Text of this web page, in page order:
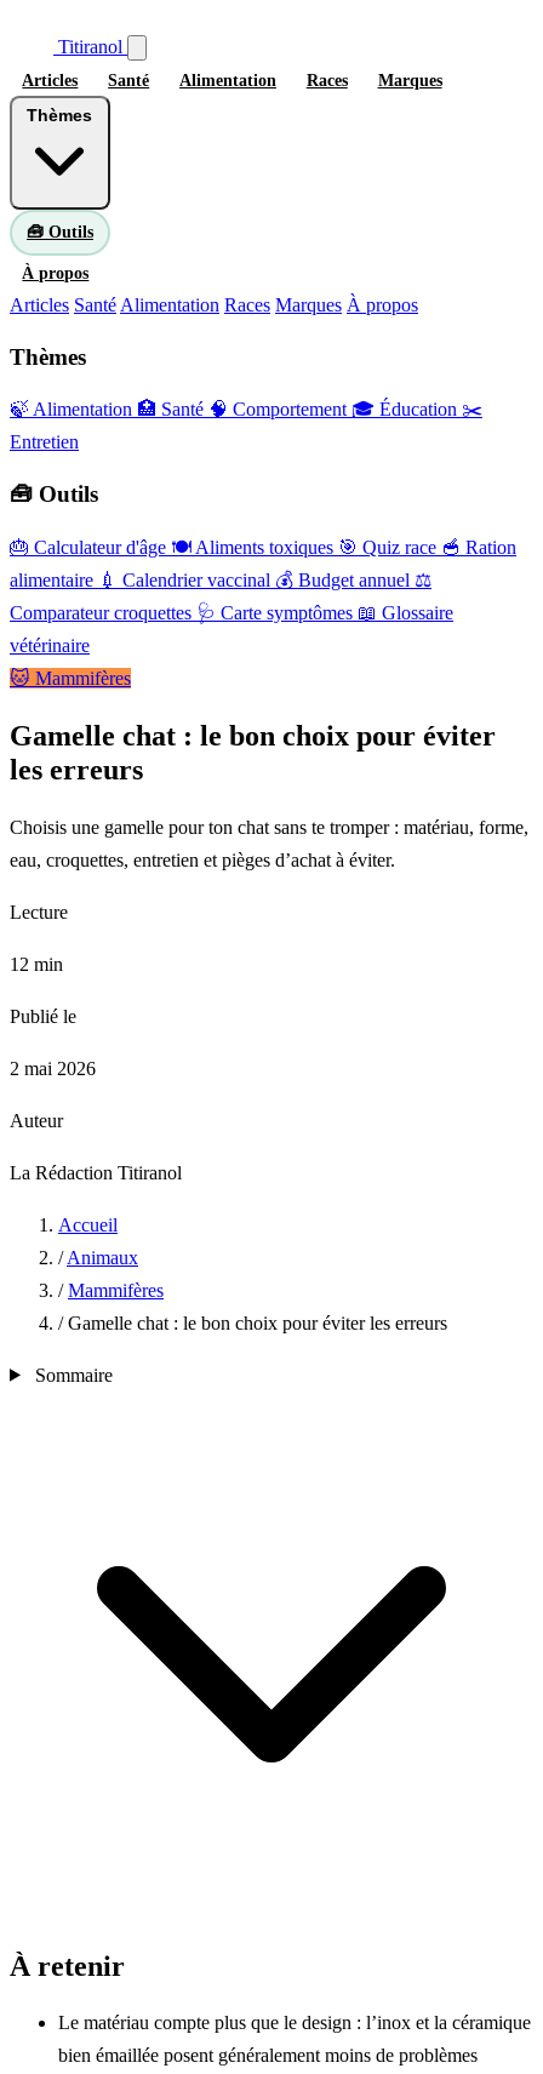
Titiranol
Articles Santé Alimentation Races Marques
🧰 Outils
À propos
Articles Santé Alimentation Races Marques À propos
Thèmes
🍃 Alimentation 🏥 Santé 🧠 Comportement 🎓 Éducation ✂️
Entretien
🧰 Outils
🎂 Calculateur d'âge 🍽️ Aliments toxiques 🎯 Quiz race 🥣 Ration
alimentaire 💉 Calendrier vaccinal 💰 Budget annuel ⚖️
Comparateur croquettes 🩺 Carte symptômes 📖 Glossaire
vétérinaire
🐱 Mammifères
Gamelle chat : le bon choix pour éviter
les erreurs
Choisis une gamelle pour ton chat sans te tromper : matériau, forme,
eau, croquettes, entretien et pièges d’achat à éviter.
Lecture
12 min
Publié le
2 mai 2026
Auteur
La Rédaction Titiranol
Accueil
/ Animaux
/ Mammifères
/ Gamelle chat : le bon choix pour éviter les erreurs
Sommaire
À retenir
Le matériau compte plus que le design : l’inox et la céramique
bien émaillée posent généralement moins de problèmes